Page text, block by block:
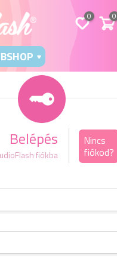
0 0
Belépés
fiókba
Nincs
fiókod?